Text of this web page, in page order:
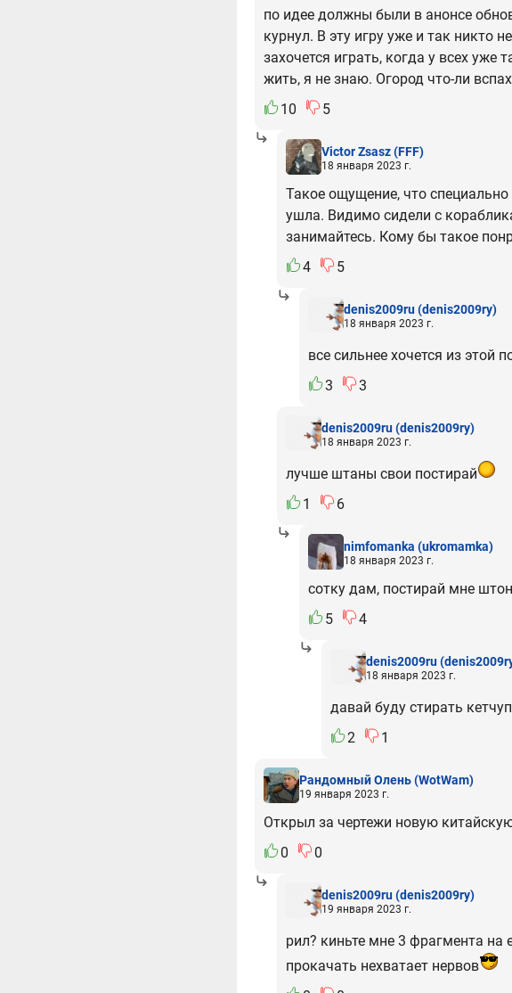
по идее должны были в анонсе
курнул. В эту игру уже и так никто
захочется играть, когда у всех
жить, я не знаю. Огород что-ли
10
5
Victor Zsasz(FFF)
18 января 2023 г.
Такое ощущение, что
ушла. Видимо сидели с
занимайтесь. Кому бы такое
4
5
denis2009ru(denis2009ry)
18 января 2023 г.
все сильнее хочется из этой
3
3
denis2009ru(denis2009ry)
18 января 2023 г.
лучше штаны свои постирай
1
6
nimfomanka (ukromamka)
18 января 2023 г.
сотку дам, постирай мне
5
4
denis2009ru
18 января 2023 г.
давай буду стирать кетчуп
2
1
Рандомный Олень(WotWam)
19 января 2023 г.
Открыл за чертежи новую
0
0
denis2009ru(denis2009ry)
19 января 2023 г.
рил? киньте мне 3 фрагмента на
прокачать нехватает нервов